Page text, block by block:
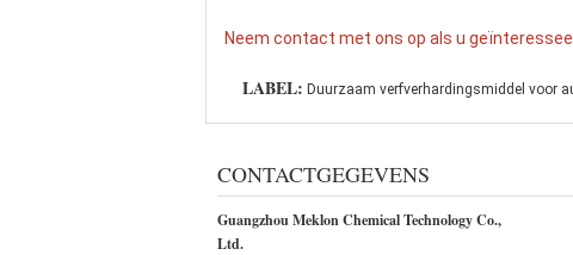
Neem contact met ons op als u
LABEL: Duurzaam verfverhardingsmiddel voor
CONTACTGEGEVENS
Guangzhou Meklon Chemical Technology Co.,
Ltd.